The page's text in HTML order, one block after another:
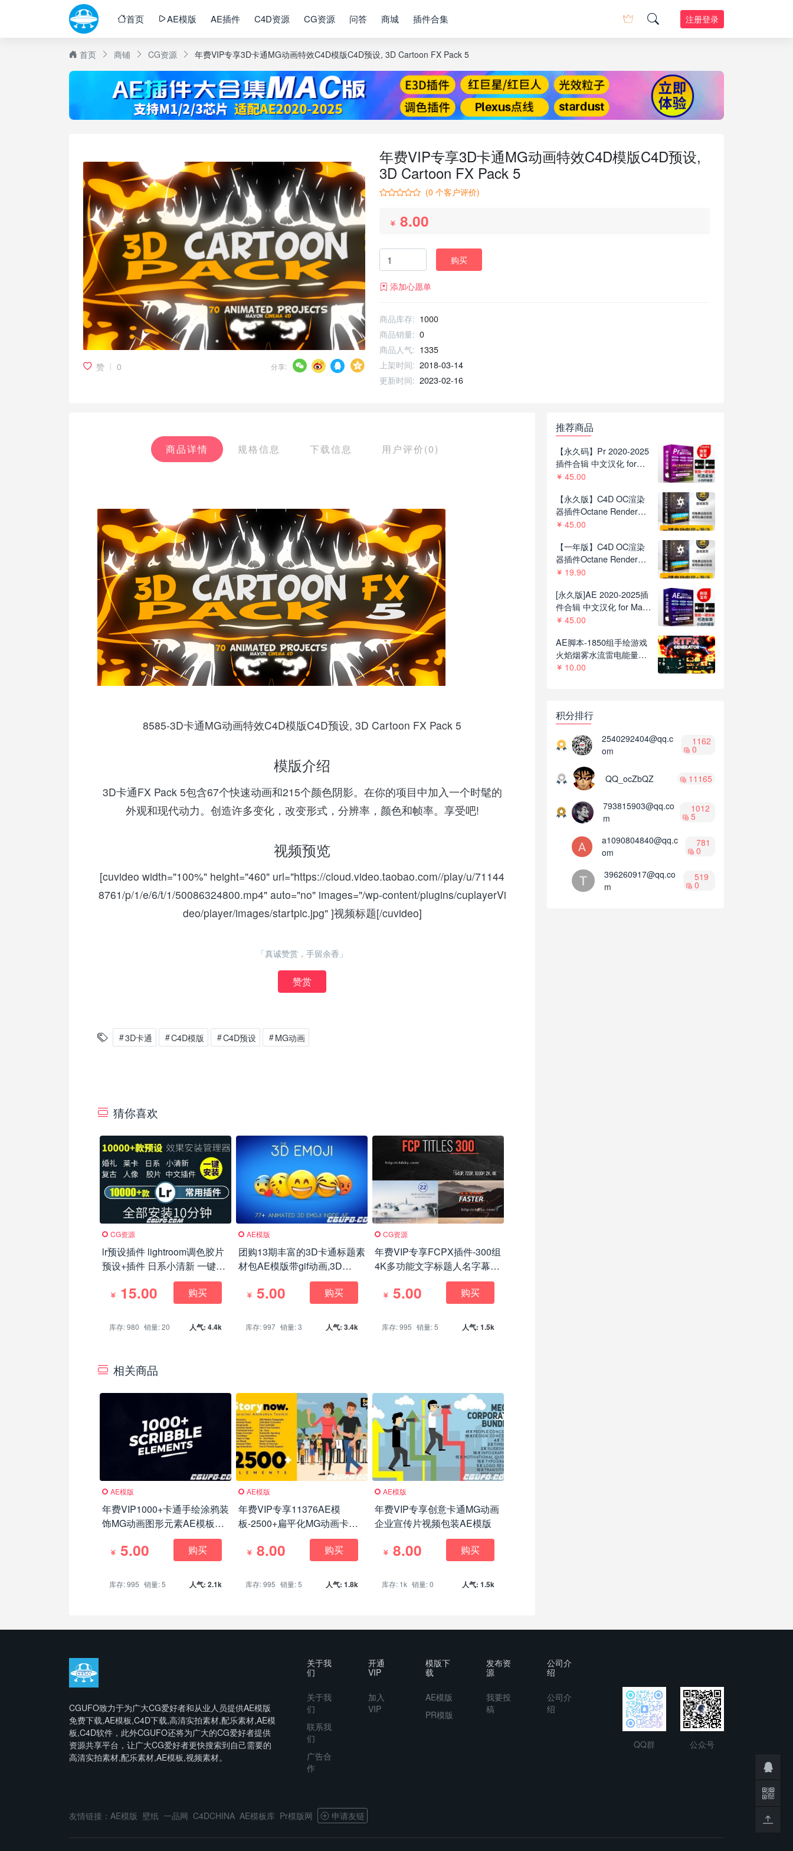
首页 AE模版 AE插件 C4D资源 CG资源 问答 商城 插件合集 注册登录
首页 商铺 CG资源 年费VIP专享3D卡通MG动画特效C4D模版C4D预设, 3D Cartoon FX Pack 5
赞 0 分享:
年费VIP专享3D卡通MG动画特效C4D模版C4D预设,
3D Cartoon FX Pack 5
(0 个客户评价)
8.00
购买
添加心愿单
商品库存: 1000
商品销量: 0
商品人气: 1335
上架时间: 2018-03-14
更新时间: 2023-02-16
商品详情 规格信息 下载信息 用户评价(0)
8585-3D卡通MG动画特效C4D模版C4D预设, 3D Cartoon FX Pack 5
模版介绍
3D卡通FX Pack 5包含67个快速动画和215个颜色阴影。在你的项目中加入一个时髦的
外观和现代动力。创造许多变化，改变形式，分辨率，颜色和帧率。享受吧!
视频预览
[cuvideo width="100%" height="460" url="https://cloud.video.taobao.com//play/u/71144
8761/p/1/e/6/t/1/50086324800.mp4" auto="no" images="/wp-content/plugins/cuplayerVi
deo/player/images/startpic.jpg" ]视频标题[/cuvideo]
「真诚赞赏，手留余香」
赞赏
3D卡通 C4D模版 C4D预设 MG动画
猜你喜欢
CG资源
lr预设插件 lightroom调色胶片
预设+插件 日系小清新 一键安
15.00 购买
库存: 980 销量: 20 人气: 4.4k
AE模版
团购13期丰富的3D卡通标题素
材包AE模版带gif动画,3D
5.00 购买
库存: 997 销量: 3 人气: 3.4k
CG资源
年费VIP专享FCPX插件-300组
4K多功能文字标题人名字幕动
画预设豪华合集Final Cut Pro
X 300 Titles
5.00 购买
库存: 995 销量: 5 人气: 1.5k
相关商品
AE模版
年费VIP1000+卡通手绘涂鸦装
饰MG动画图形元素AE模板，
1000 Scribble Elements
5.00 购买
库存: 995 销量: 5 人气: 2.1k
AE模版
年费VIP专享11376AE模
板-2500+扁平化MG动画卡通
人物解说角色场景元素包，
Story Now – Character
Animation Explainer Toolkit
8.00 购买
库存: 995 销量: 5 人气: 1.8k
AE模版
年费VIP专享创意卡通MG动画
企业宣传片视频包装AE模版
8.00 购买
库存: 1k 销量: 0 人气: 1.5k
推荐商品
【永久码】Pr 2020-2025
插件合辑 中文汉化 for
Mac苹果系统平面跟踪降
红巨人系列等插件一键安
装包
45.00
【永久版】C4D OC渲染
器插件Octane Render
2022.1 R8一键安装版支持
45.00
【一年版】C4D OC渲染
器插件Octane Render
2022.1R8一键安装版支持
19.90
[永久版]AE 2020-2025插
件合辑 中文汉化 for Mac
苹果系统三维模型光效粒
装包
45.00
AE脚本-1850组手绘游戏
火焰烟雾水流雷电能量MG
动画+通道视频素材
10.00
积分排行
2540292404@qq.c
om
1162
0
QQ_ocZbQZ 11165
793815903@qq.co
m
1012
5
a1090804840@qq.c
om
781
0
396260917@qq.co
m
519
0
CGUFO致力于为广大CG爱好者和从业人员提供AE模版
免费下载,AE模板,C4D下载,高清实拍素材,配乐素材,AE模
板,C4D软件，此外CGUFO还将为广大的CG爱好者提供
资源共享平台，让广大CG爱好者更快搜索到自己需要的
高清实拍素材,配乐素材,AE模板,视频素材。
关于我
们
关于我
们
联系我
们
广告合
作
开通
VIP
加入
VIP
模版下
载
AE模版
PR模版
发布资
源
我要投
稿
公司介
绍
公司介
绍
QQ群 公众号
友情链接： AE模版 壁纸 一品网 C4DCHINA AE模板库 Pr模版网 申请友链